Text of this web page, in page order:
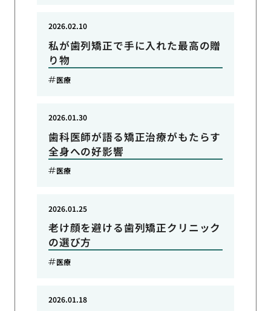
私が歯列矯正で手に入れた最高の贈
り物
2026.02.10
医療
歯科医師が語る矯正治療がもたらす
全身への好影響
2026.01.30
医療
老け顔を避ける歯列矯正クリニック
の選び方
2026.01.25
医療
2026.01.18